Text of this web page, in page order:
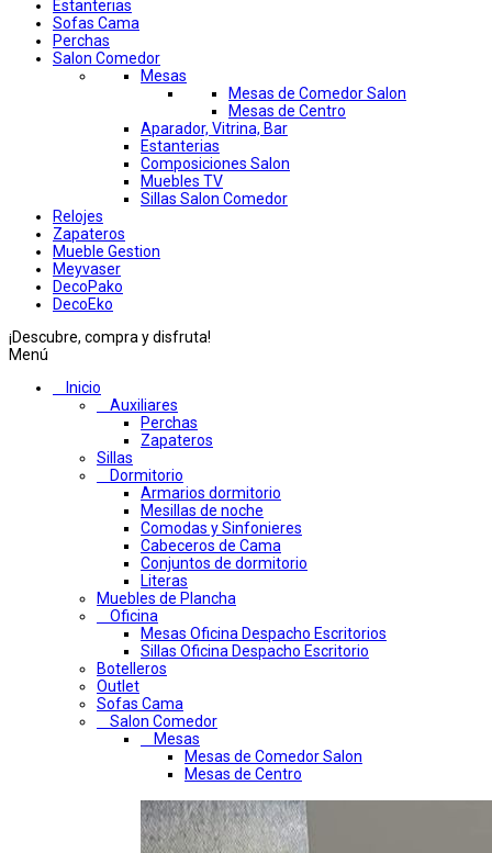
Estanterias
Sofas Cama
Perchas
Salon Comedor
Mesas
Mesas de Comedor Salon
Mesas de Centro
Aparador, Vitrina, Bar
Estanterias
Composiciones Salon
Muebles TV
Sillas Salon Comedor
Relojes
Zapateros
Mueble Gestion
Meyvaser
DecoPako
DecoEko
¡Descubre, compra y disfruta!
Menú
Inicio
Auxiliares
Perchas
Zapateros
Sillas
Dormitorio
Armarios dormitorio
Mesillas de noche
Comodas y Sinfonieres
Cabeceros de Cama
Conjuntos de dormitorio
Literas
Muebles de Plancha
Oficina
Mesas Oficina Despacho Escritorios
Sillas Oficina Despacho Escritorio
Botelleros
Outlet
Sofas Cama
Salon Comedor
Mesas
Mesas de Comedor Salon
Mesas de Centro